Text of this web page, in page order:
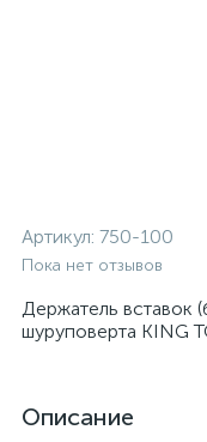
Артикул: 750-100
Пока нет отзывов
Держатель вставок
шуруповерта KING
Описание